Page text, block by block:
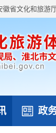
徽省文化和旅游
政